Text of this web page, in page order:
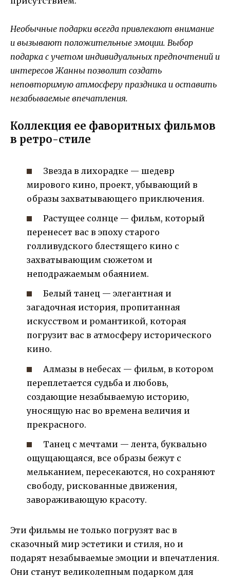
Необычные подарки всегда привлекают внимание
и вызывают положительные эмоции. Выбор
подарка с учетом индивидуальных предпочтений и
интересов Жанны позволит создать
неповторимую атмосферу праздника и оставить
незабываемые впечатления.
Коллекция ее фаворитных фильмов
в ретро-стиле
Звезда в лихорадке — шедевр
мирового кино, проект, убывающий в
образы захватывающего приключения.
Растущее солнце — фильм, который
перенесет вас в эпоху старого
голливудского блестящего кино с
захватывающим сюжетом и
неподражаемым обаянием.
Белый танец — элегантная и
загадочная история, пропитанная
искусством и романтикой, которая
погрузит вас в атмосферу исторического
кино.
Алмазы в небесах — фильм, в котором
переплетается судьба и любовь,
создающие незабываемую историю,
уносящую нас во времена величия и
прекрасного.
Танец с мечтами — лента, буквально
ощущающаяся, все образы бежут с
мельканием, пересекаются, но сохраняют
свободу, рискованные движения,
завораживающую красоту.
Эти фильмы не только погрузят вас в
сказочный мир эстетики и стиля, но и
подарят незабываемые эмоции и впечатления.
Они станут великолепным подарком для